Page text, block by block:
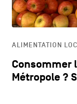
ALIMENTATION
Consommer
Métropole ?